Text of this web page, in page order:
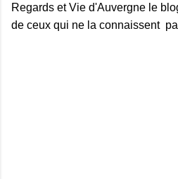
Regards et Vie d'Auvergne le
de ceux qui ne la connaissent